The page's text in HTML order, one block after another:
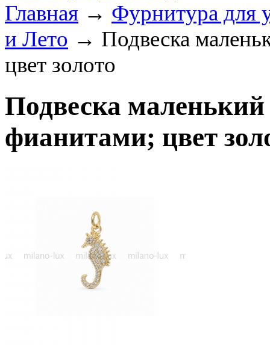
Главная → Фурнитура для
и Лето → Подвеска
цвет золото
Подвеска
фианитами; цвет